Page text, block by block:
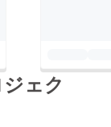
ェク